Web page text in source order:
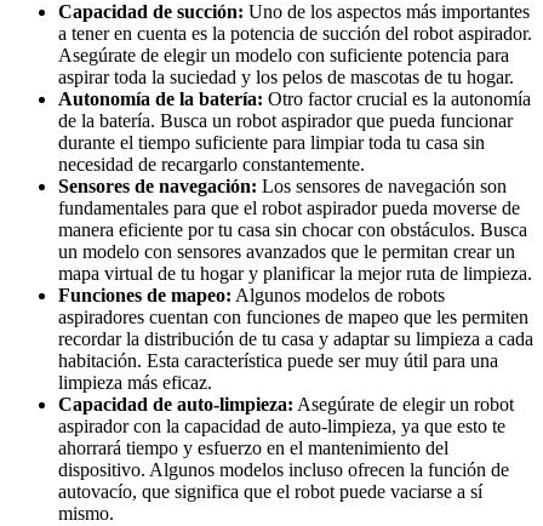
Capacidad de succión: Uno de los aspectos más importantes
a tener en cuenta es la potencia de succión del robot aspirador.
Asegúrate de elegir un modelo con suficiente potencia para
aspirar toda la suciedad y los pelos de mascotas de tu hogar.
Autonomía de la batería: Otro factor crucial es la autonomía
de la batería. Busca un robot aspirador que pueda funcionar
durante el tiempo suficiente para limpiar toda tu casa sin
necesidad de recargarlo constantemente.
Sensores de navegación: Los sensores de navegación son
fundamentales para que el robot aspirador pueda moverse de
manera eficiente por tu casa sin chocar con obstáculos. Busca
un modelo con sensores avanzados que le permitan crear un
mapa virtual de tu hogar y planificar la mejor ruta de limpieza.
Funciones de mapeo: Algunos modelos de robots
aspiradores cuentan con funciones de mapeo que les permiten
recordar la distribución de tu casa y adaptar su limpieza a cada
habitación. Esta característica puede ser muy útil para una
limpieza más eficaz.
Capacidad de auto-limpieza: Asegúrate de elegir un robot
aspirador con la capacidad de auto-limpieza, ya que esto te
ahorrará tiempo y esfuerzo en el mantenimiento del
dispositivo. Algunos modelos incluso ofrecen la función de
autovacío, que significa que el robot puede vaciarse a sí
mismo.